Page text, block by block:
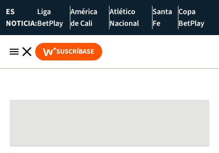
ES
NOTICIA:
Liga
BetPlay
América
de Cali
Atlético
Nacional
Santa
Fe
Copa
BetPlay
SUSCRÍBASE